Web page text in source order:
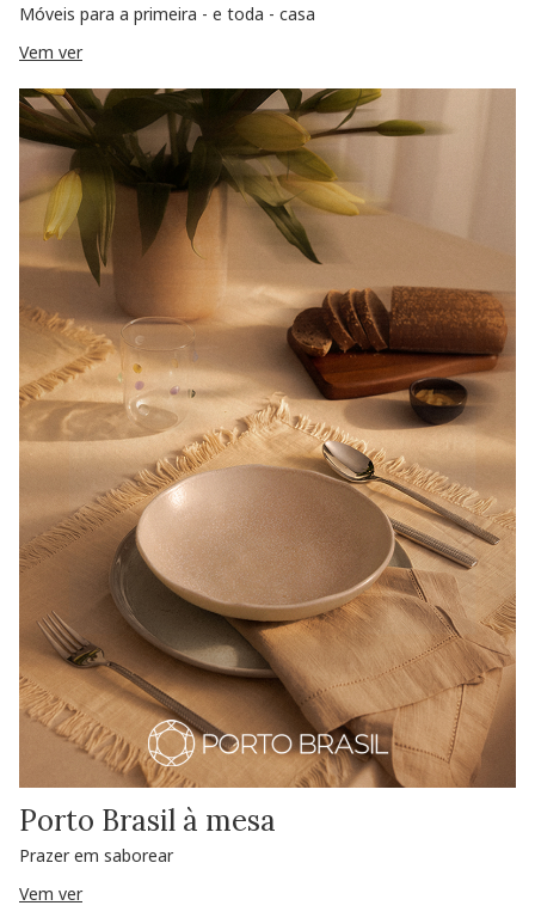
Móveis para a primeira - e toda - casa
Vem ver
Porto Brasil à mesa
Prazer em saborear
Vem ver